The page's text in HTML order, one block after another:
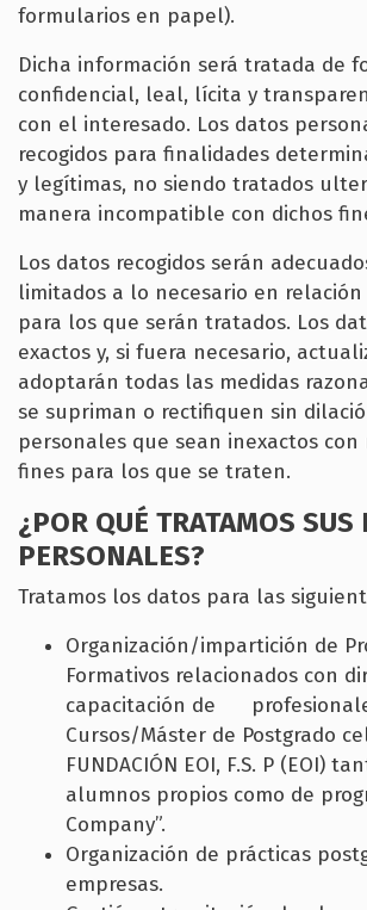
formularios en papel).
Dicha información será tratada de
confidencial, leal, lícita y
con el interesado. Los datos
recogidos para finalidades
y legítimas, no siendo tratados
manera incompatible con dichos
Los datos recogidos serán
limitados a lo necesario en
para los que serán tratados. Los
exactos y, si fuera necesario,
adoptarán todas las medidas
se supriman o rectifiquen sin
personales que sean inexactos con
fines para los que se traten.
¿POR QUÉ TRATAMOS SUS
PERSONALES?
Tratamos los datos para las
Organización/impartición de
Formativos relacionados con
capacitación de
Cursos/Máster de Postgrado
FUNDACIÓN EOI, F.S. P (EOI)
alumnos propios como de
Company”.
Organización de prácticas
empresas.